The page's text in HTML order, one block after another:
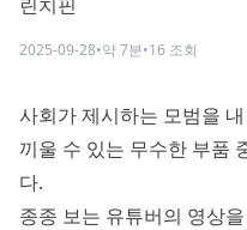
2025-09-28•약7분•16 조회
사회가 제시하는 모범을
끼울 수 있는 무수한 부품
다.
종종 보는 유튜버의 영상